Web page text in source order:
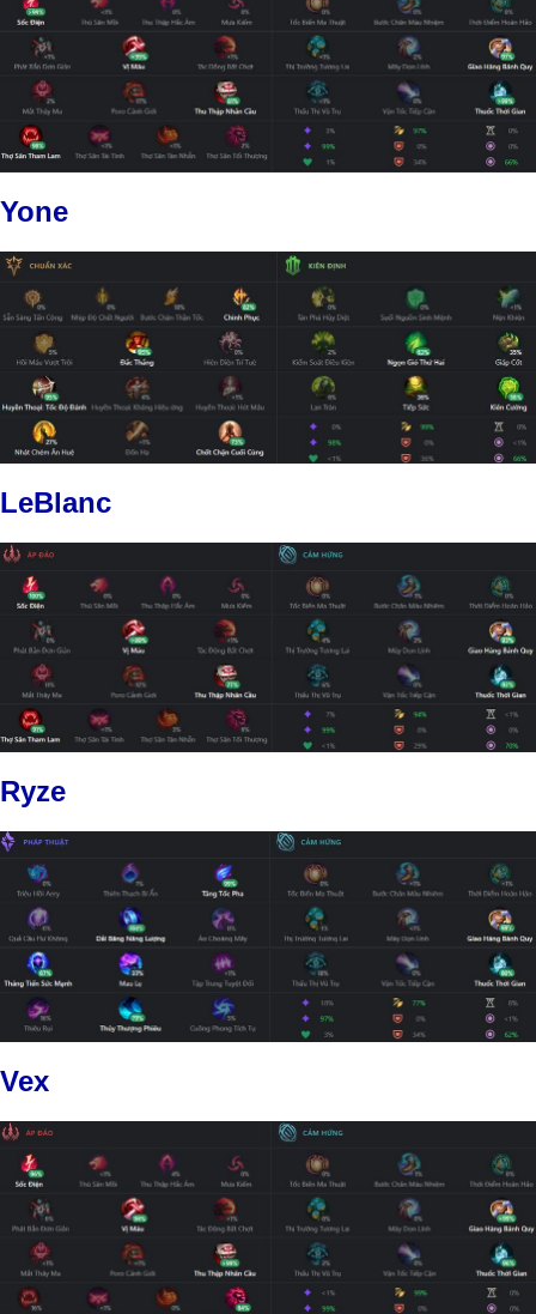
Yone
LeBlanc
Ryze
Vex